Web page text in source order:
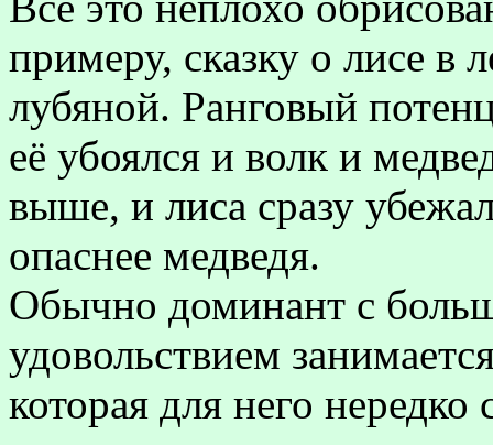
примеру, сказку о лисе в
лубяной. Ранговый
её убоялся и волк и
выше, и лиса сразу
опаснее медведя.
Обычно доминант с
удовольствием
которая для него